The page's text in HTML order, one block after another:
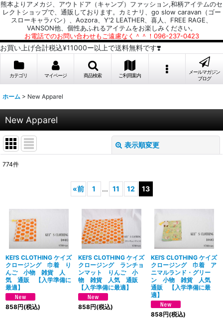
熊本よりアメカジ、アウトドア（キャンプ）ファッション,和柄アイテムのセ
レクトショップで、通販しております。カミナリ、go slow caravan（ゴー
スローキャラバン）、Aozora、Y'2 LEATHER、喜人、FREE RAGE、
VANSON他、個性あふれるアイテムをお楽しみください。
お電話でのお問い合わせもご遠慮なく＾＾！096-237-0423
お買い上げ合計税込¥11000ー以上で送料無料です❣️
カテゴリ マイページ 商品検索 ご利用案内
メールマガジン
ブログ
ホーム > New Apparel
New Apparel
表示順変更
絞り込む
774件
«前 1 ... 11 12 13
KEI'S CLOTHING ケイズ
クロージング 巾着 り
んご 小物 雑貨 人
気 通販 【入学準備に
最適】
858円(税込)
KEI'S CLOTHING ケイズ
クロージング ランチョ
ンマット りんご 小
物 雑貨 人気 通販
【入学準備に最適】
858円(税込)
KEI'S CLOTHING ケイズ
クロージング 巾着 ア
ニマルランド・グリー
ン 小物 雑貨 人気
通販 【入学準備に最
適】
858円(税込)